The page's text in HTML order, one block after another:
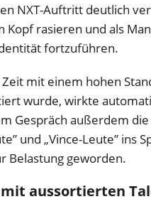
NXT-Auftritt deutlich
Kopf rasieren und als
fortzuführen.
mit einem hohen
wurde, wirkte
Gespräch außerdem
und „Vince-Leute” ins
Belastung geworden.
aussortierten